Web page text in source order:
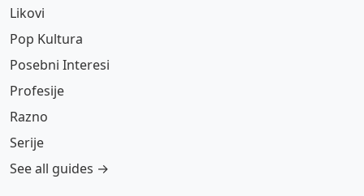
Likovi
Pop Kultura
Posebni Interesi
Profesije
Razno
Serije
See all guides →